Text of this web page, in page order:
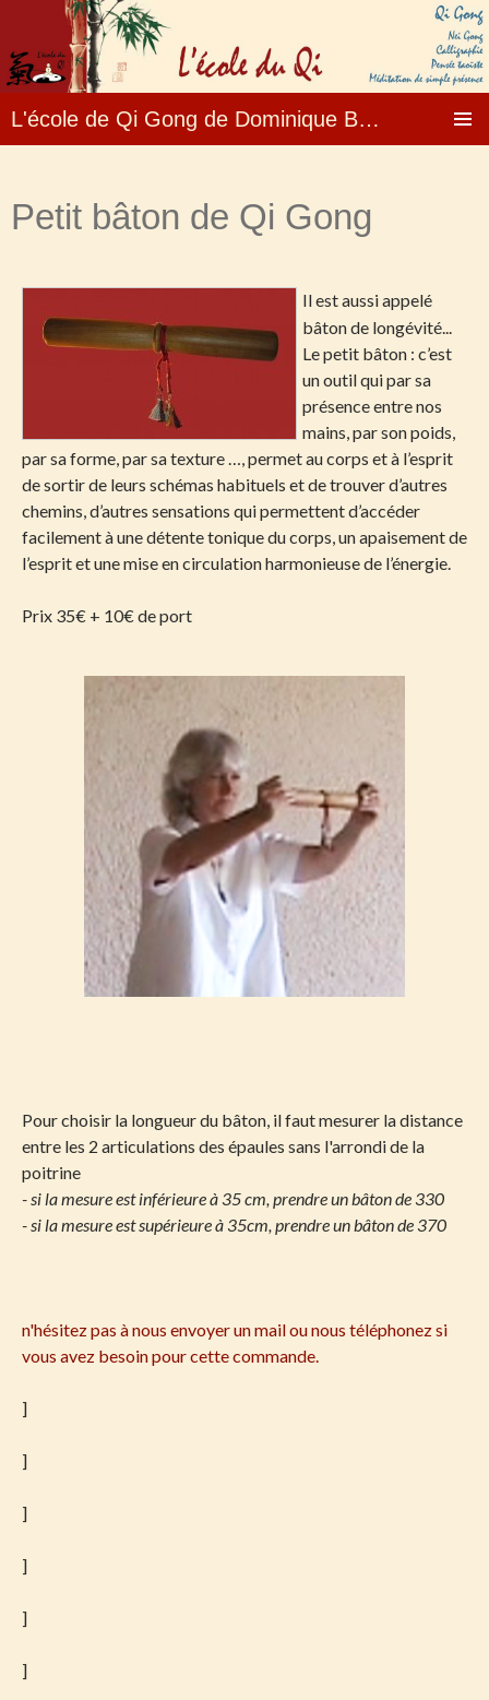
L'école de Qi Gong de Dominique Banizette –
Petit bâton de Qi Gong
Il est aussi appelé
bâton de longévité...
Le petit bâton : c’est
un outil qui par sa
présence entre nos
mains, par son poids,
par sa forme, par sa texture …, permet au corps et à l’esprit
de sortir de leurs schémas habituels et de trouver d’autres
chemins, d’autres sensations qui permettent d’accéder
facilement à une détente tonique du corps, un apaisement de
l’esprit et une mise en circulation harmonieuse de l’énergie.
Prix 35€ + 10€ de port
Pour choisir la longueur du bâton, il faut mesurer la distance
entre les 2 articulations des épaules sans l'arrondi de la
poitrine
- si la mesure est inférieure à 35 cm, prendre un bâton de 330
- si la mesure est supérieure à 35cm, prendre un bâton de 370
n'hésitez pas à nous envoyer un mail ou nous téléphonez si
vous avez besoin pour cette commande.
]
]
]
]
]
]